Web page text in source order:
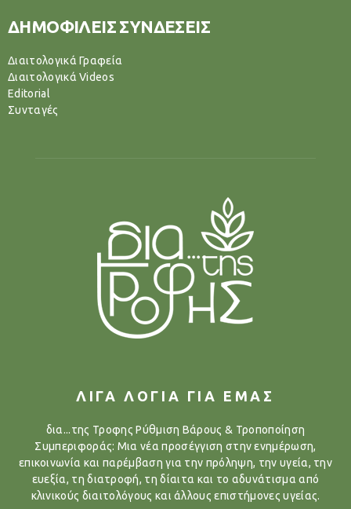
ΔΗΜΟΦΙΛΕΙΣ ΣΥΝΔΕΣΕΙΣ
Διαιτολογικά Γραφεία
Διαιτολογικά Videos
Editorial
Συνταγές
ΛΙΓΑ ΛΟΓΙΑ ΓΙΑ ΕΜΑΣ
δια...της Τροφης Ρύθμιση Βάρους & Τροποποίηση
Συμπεριφοράς: Μια νέα προσέγγιση στην ενημέρωση,
επικοινωνία και παρέμβαση για την πρόληψη, την υγεία, την
ευεξία, τη διατροφή, τη δίαιτα και το αδυνάτισμα από
κλινικούς διαιτολόγους και άλλους επιστήμονες υγείας.